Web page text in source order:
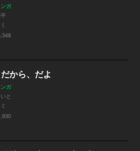
ガ
から、だよ
ガ
と